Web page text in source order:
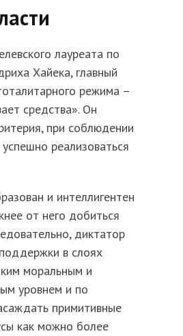
лауреата по
Хайека, главный
режима –
средства». Он
при соблюдении
реализоваться
и интеллигентен
от него добиться
диктатор
в слоях
моральным и
уровнем и по
примитивные
как можно более